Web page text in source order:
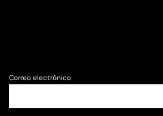
Correo electrónico